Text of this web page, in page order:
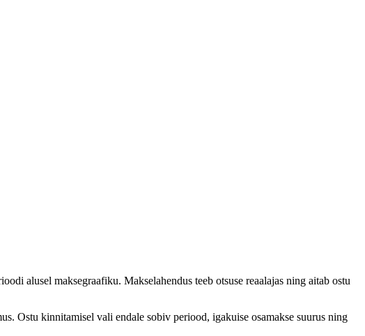
alusel maksegraafiku. Makselahendus teeb otsuse reaalajas ning aitab ostu
Ostu kinnitamisel vali endale sobiv periood, igakuise osamakse suurus ning